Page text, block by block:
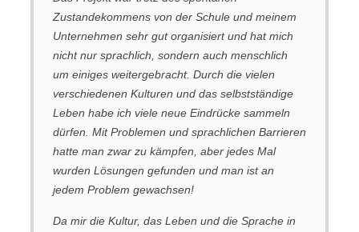
Zustandekommens von der Schule und meinem
Unternehmen sehr gut organisiert und hat mich
nicht nur sprachlich, sondern auch menschlich
um einiges weitergebracht. Durch die vielen
verschiedenen Kulturen und das selbstständige
Leben habe ich viele neue Eindrücke sammeln
dürfen. Mit Problemen und sprachlichen Barrieren
hatte man zwar zu kämpfen, aber jedes Mal
wurden Lösungen gefunden und man ist an
jedem Problem gewachsen!
Da mir die Kultur, das Leben und die Sprache in